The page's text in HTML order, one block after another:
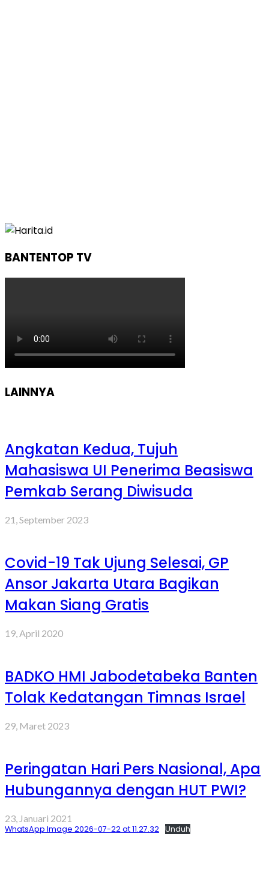
BANTENTOP TV
LAINNYA
Angkatan Kedua, Tujuh
Mahasiswa UI Penerima Beasiswa
Pemkab Serang Diwisuda
21, September 2023
Covid-19 Tak Ujung Selesai, GP
Ansor Jakarta Utara Bagikan
Makan Siang Gratis
19, April 2020
BADKO HMI Jabodetabeka Banten
Tolak Kedatangan Timnas Israel
29, Maret 2023
Peringatan Hari Pers Nasional, Apa
Hubungannya dengan HUT PWI?
23, Januari 2021
WhatsApp Image 2026-07-22 at 11.27.32 Unduh